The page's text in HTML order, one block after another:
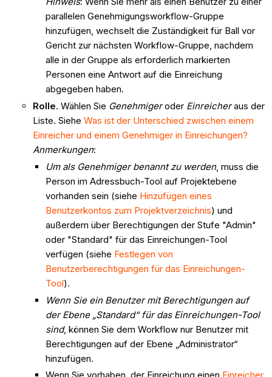
parallelen Genehmigungsworkflow-Gruppe
hinzufügen, wechselt die Zuständigkeit für Ball vor
Gericht zur nächsten Workflow-Gruppe, nachdem
alle in der Gruppe als erforderlich markierten
Personen eine Antwort auf die Einreichung
abgegeben haben.
Rolle. Wählen Sie Genehmigeroder Einreicheraus der
Liste. Siehe Was ist der Unterschied zwischen einem
Einreicher und einem Genehmiger in Einreichungen?
Anmerkungen:
Um als Genehmiger benannt zu werden, muss die
Person im Adressbuch-Tool auf Projektebene
vorhanden sein (siehe Hinzufügen eines
Benutzerkontos zum Projektverzeichnis) und
außerdem über Berechtigungen der Stufe "Admin"
oder "Standard" für das Einreichungen-Tool
verfügen (siehe Festlegen von
Benutzerberechtigungen für das Einreichungen-
Tool).
Wenn Sie ein Benutzer mit Berechtigungen auf
der Ebene „Standard“ für das Einreichungen-Tool
sind, können Sie dem Workflow nur Benutzer mit
Berechtigungen auf der Ebene „Administrator“
hinzufügen.